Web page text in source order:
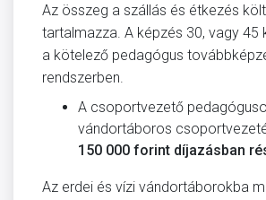
Az összeg a szállás és étkezés
tartalmazza. A képzés 30, vagy 45
a kötelező pedagógus
rendszerben.
A csoportvezető
vándortáboros
150 000 forint díjazásban
Az erdei és vízi vándortáborokba